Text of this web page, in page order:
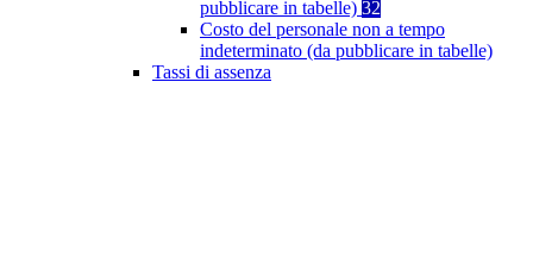
pubblicare in tabelle) 32
Costo del personale non a tempo
indeterminato (da pubblicare in tabelle)
Tassi di assenza